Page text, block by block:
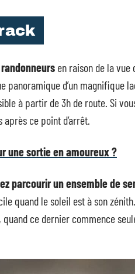
en raison de la vue
d’un magnifique
à partir de 3h de route. Si
ce point d’arrêt.
une sortie en amoureux ?
parcourir un ensemble de
quand le soleil est à son
ce dernier commence